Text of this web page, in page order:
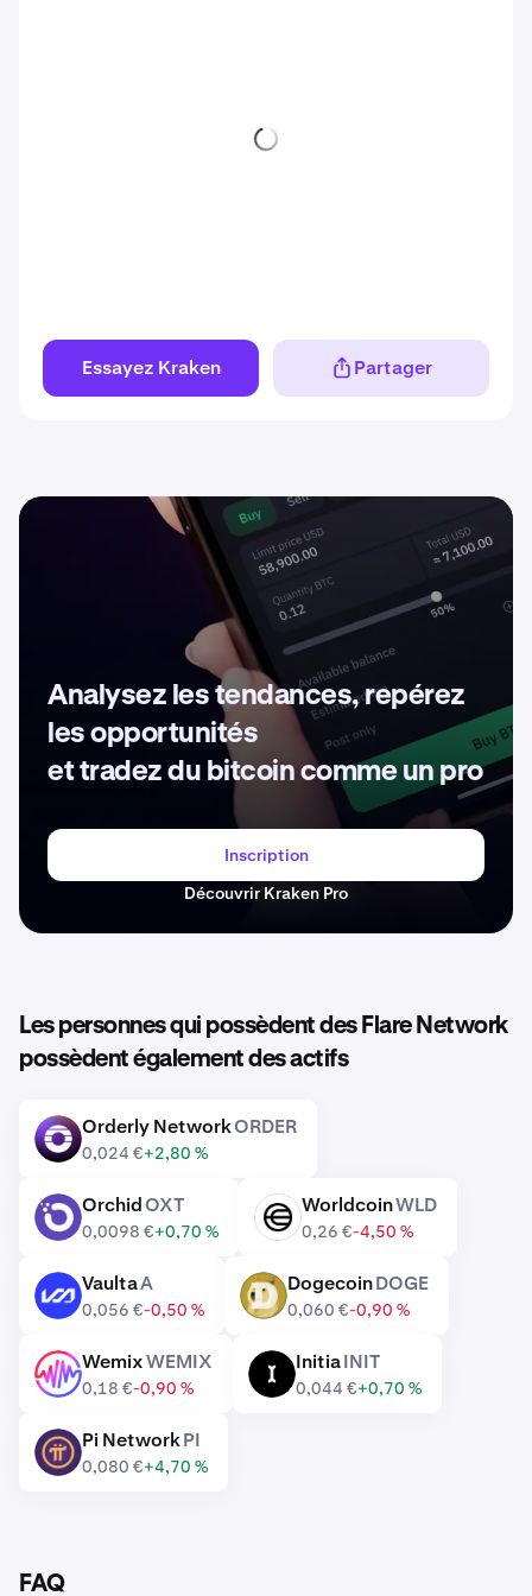
Essayez Kraken Partager
Analysez les tendances, repérez
les opportunités
et tradez du bitcoin comme un pro
Inscription
Découvrir Kraken Pro
Les personnes qui possèdent des Flare Network
possèdent également des actifs
ORDER Orderly NetworkORDER
0,024 €+2,80 %
OXT OrchidOXT
0,0098 €+0,70 %
WLD WorldcoinWLD
0,26 €-4,50 %
A VaultaA
0,056 €-0,50 %
DOGE DogecoinDOGE
0,060 €-0,90 %
WEMIX WemixWEMIX
0,18 €-0,90 %
InitiaINIT
0,044 €+0,70 %
PI Pi NetworkPI
0,080 €+4,70 %
FAQ